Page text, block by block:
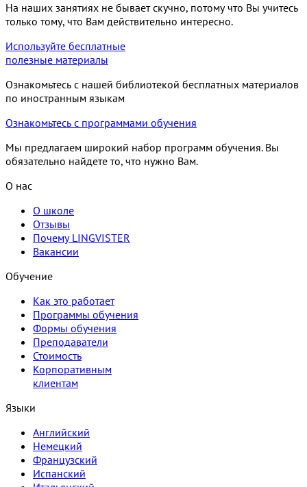
На наших занятиях не бывает скучно, потому что Вы учитесь
только тому, что Вам действительно интересно.
Используйте бесплатные
полезные материалы
Ознакомьтесь с нашей библиотекой бесплатных материалов
по иностранным языкам
Ознакомьтесь с программами обучения
Мы предлагаем широкий набор программ обучения. Вы
обязательно найдете то, что нужно Вам.
О нас
О школе
Отзывы
Почему LINGVISTER
Вакансии
Обучение
Как это работает
Программы обучения
Формы обучения
Преподаватели
Стоимость
Корпоративным
клиентам
Языки
Английский
Немецкий
Французский
Испанский